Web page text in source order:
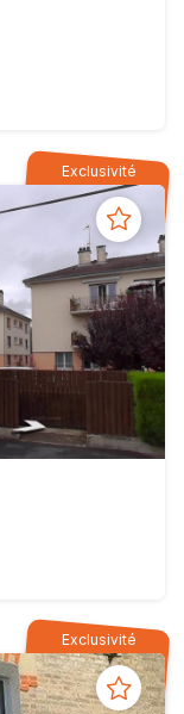
Exclusivité
Exclusivité